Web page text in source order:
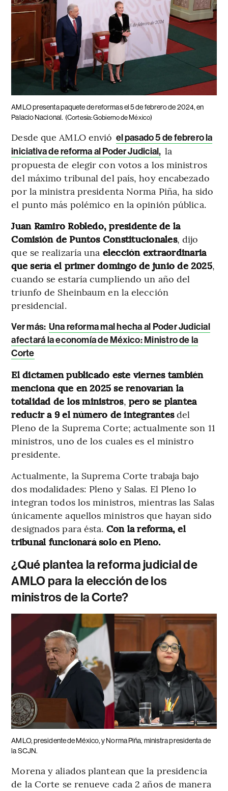
AMLO presenta paquete de reformas el 5 de febrero de 2024, en
Palacio Nacional. (Cortesía: Gobierno de México)
Desde que AMLO envió el pasado 5 de febrero la
iniciativa de reforma al Poder Judicial, la
propuesta de elegir con votos a los ministros
del máximo tribunal del país, hoy encabezado
por la ministra presidenta Norma Piña, ha sido
el punto más polémico en la opinión pública.
Juan Ramiro Robledo, presidente de la
Comisión de Puntos Constitucionales, dijo
que se realizaría una elección extraordinaria
que sería el primer domingo de junio de 2025,
cuando se estaría cumpliendo un año del
triunfo de Sheinbaum en la elección
presidencial.
Ver más: Una reforma mal hecha al Poder Judicial
afectará la economía de México: Ministro de la
Corte
El dictamen publicado este viernes también
menciona que en 2025 se renovarían la
totalidad de los ministros, pero se plantea
reducir a 9 el número de integrantesdel
Pleno de la Suprema Corte; actualmente son 11
ministros, uno de los cuales es el ministro
presidente.
Actualmente, la Suprema Corte trabaja bajo
dos modalidades: Pleno y Salas. El Pleno lo
integran todos los ministros, mientras las Salas
únicamente aquellos ministros que hayan sido
designados para ésta. Con la reforma, el
tribunal funcionará solo en Pleno.
¿Qué plantea la reforma judicial de
AMLO para la elección de los
ministros de la Corte?
AMLO, presidente de México, y Norma Piña, ministra presidenta de
la SCJN.
Morena y aliados plantean que la presidencia
de la Corte se renueve cada 2 años de manera